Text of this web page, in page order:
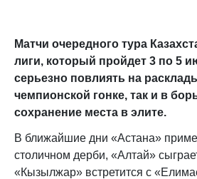
Матчи очередного тура
лиги, который пройдет 3 по 5
серьезно повлиять на
чемпионской гонке, так и в
сохранение места в элите.
В ближайшие дни «Астана»
столичном дерби, «Алтай»
«Кызылжар» встретится с